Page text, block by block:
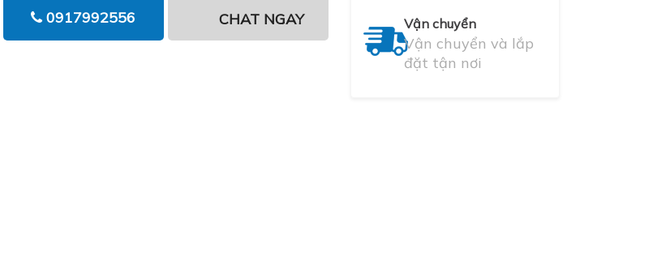
0917992556 CHAT NGAY Vận chuyển
Vận chuyển và lắp
đặt tận nơi